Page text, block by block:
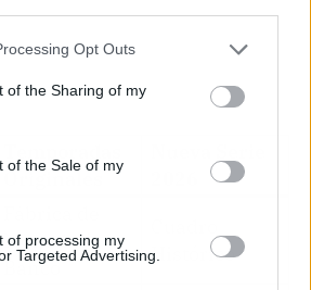
Opt Outs
of the Sharing of my
of the Sale of my
of processing my
Targeted Advertising.
Originales
Moneda /
Banco
Histórico